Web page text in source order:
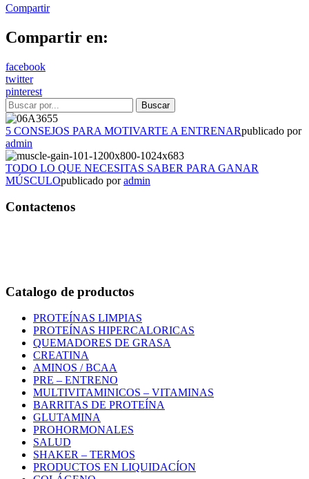
Compartir
Compartir en:
facebook
twitter
pinterest
5 CONSEJOS PARA MOTIVARTE A ENTRENARpublicado por
admin
TODO LO QUE NECESITAS SABER PARA GANAR
MÚSCULOpublicado poradmin
Contactenos
Catalogo de productos
PROTEÍNAS LIMPIAS
PROTEÍNAS HIPERCALORICAS
QUEMADORES DE GRASA
CREATINA
AMINOS / BCAA
PRE – ENTRENO
MULTIVITAMINICOS – VITAMINAS
BARRITAS DE PROTEÍNA
GLUTAMINA
PROHORMONALES
SALUD
SHAKER – TERMOS
PRODUCTOS EN LIQUIDACÍON